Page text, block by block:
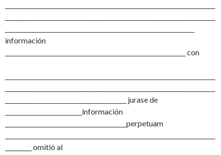
información
_____________________________________________________________ con
_________________________________________ jurase de
__________________________información
_________________________________________perpetuam
_________ omitió al